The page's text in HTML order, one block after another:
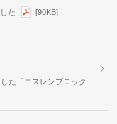
た [90KB]
た「エスレンブロック